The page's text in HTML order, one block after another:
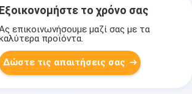
Εξοικονομήστε το χρόνο σας
επικοινωνήσουμε μαζί σας με τα
προϊόντα.
Δώστε τις απαιτήσεις σας